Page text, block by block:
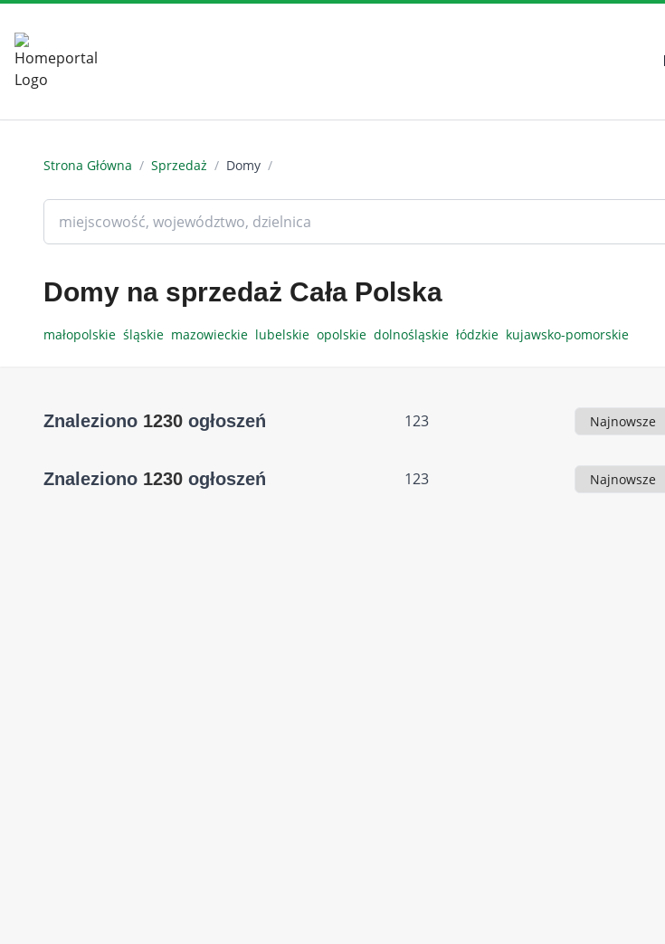
Strona Główna / Sprzedaż / Domy /
Domy na sprzedaż Cała Polska
małopolskie śląskie mazowieckie lubelskie opolskie dolnośląskie łódzkie kujawsko-pomorskie
Znaleziono 1230 ogłoszeń 123 Sortowanie
Znaleziono 1230 ogłoszeń 123 Sortowanie